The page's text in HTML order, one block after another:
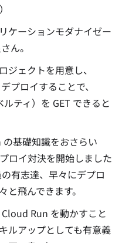
ケーションモダナイゼー
ん。
ェクトを用意し、
プロイすることで、
ティ）を GET できると
基礎知識をおさらい
ロイ対決を開始しました
有志達、早々にデプロ
飛んできます。
Run を動かすこと
ルアップとしても有意義